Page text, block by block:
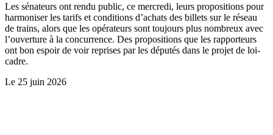
Les sénateurs ont rendu public, ce mercredi, leurs propositions pour
harmoniser les tarifs et conditions d’achats des billets sur le réseau
de trains, alors que les opérateurs sont toujours plus nombreux avec
l’ouverture à la concurrence. Des propositions que les rapporteurs
ont bon espoir de voir reprises par les députés dans le projet de loi-
cadre.
Le 25 juin 2026